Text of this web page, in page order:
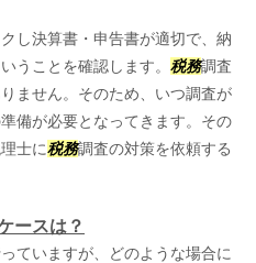
し決算書・申告書が適切で、納
うことを確認します。 税務調査
ません。そのため、いつ調査が
備が必要となってきます。その
士に税務調査の対策を依頼する
ースは？
ていますが、どのような場合に